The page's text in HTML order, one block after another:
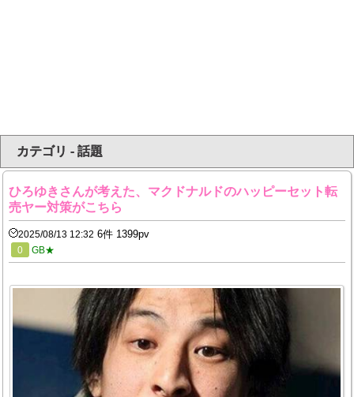
カテゴリ - 話題
ひろゆきさんが考えた、マクドナルドのハッピーセット転
売ヤー対策がこちら
2025/08/13 12:32 6件 1399pv
0 GB★